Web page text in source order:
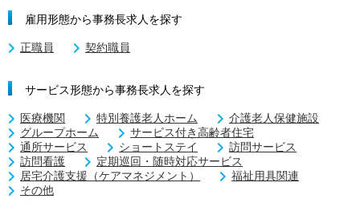
雇用形態から事務長求人を探す
正職員 契約職員
サービス形態から事務長求人を探す
医療機関 特別養護老人ホーム
介護老人保健施設
グループホーム
サービス付き高齢者住宅
通所サービス
ショートステイ
訪問サービス
訪問看護
定期巡回・随時対応サービス
居宅介護支援（ケアマネジメント）
福祉用具関連
その他